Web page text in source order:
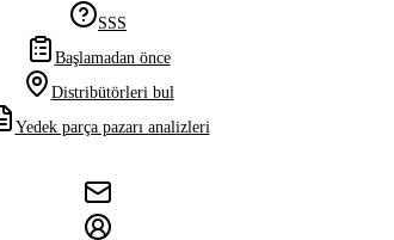
SSS
Başlamadan önce
Distribütörleri bul
Yedek parça pazarı analizleri